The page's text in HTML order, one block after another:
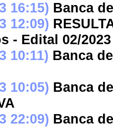
16:15) Banca
12:09)
- Edital 02/2023
10:11) Banca
10:05) Banca
22:09) Banca